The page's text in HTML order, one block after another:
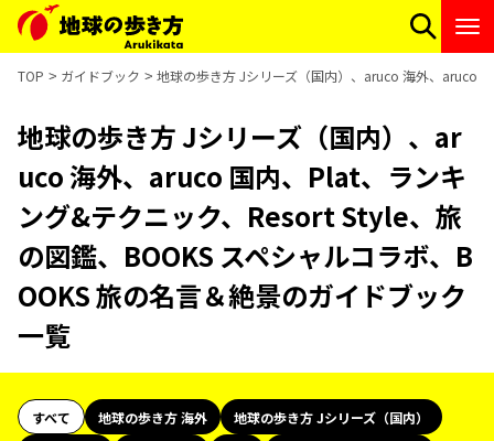
TOP ガイドブック 地球の歩き方 Jシリーズ（国内）、aruco 海外、aruco
地球の歩き方 Jシリーズ（国内）、ar
uco 海外、aruco 国内、Plat、ランキ
ング&テクニック、Resort Style、旅
の図鑑、BOOKS スペシャルコラボ、B
OOKS 旅の名言＆絶景のガイドブック
一覧
すべて 地球の歩き方 海外
地球の歩き方 Jシリーズ（国内）